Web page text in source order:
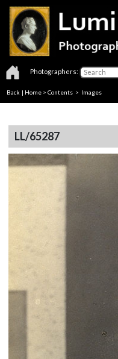
Photographers:
Back | Home > Contents > Images
LL/65287